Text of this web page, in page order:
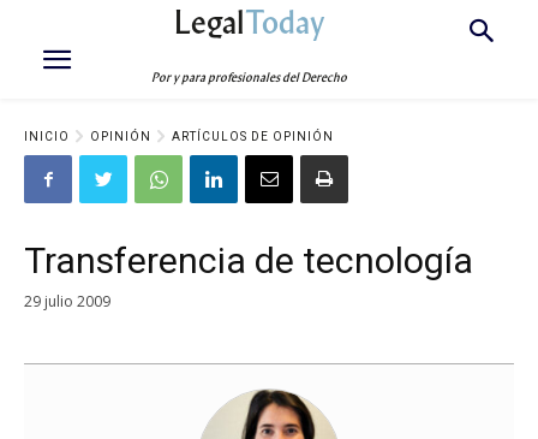
LegalToday
Por y para profesionales del Derecho
INICIO OPINIÓN ARTÍCULOS DE OPINIÓN
Transferencia de tecnología
29 julio 2009